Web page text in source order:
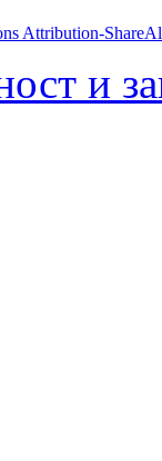
Attribution-
и